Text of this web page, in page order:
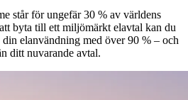
står för ungefär 30 % av världens
byta till ett miljömärkt elavtal kan du
elanvändning med över 90 % – och
ditt nuvarande avtal.